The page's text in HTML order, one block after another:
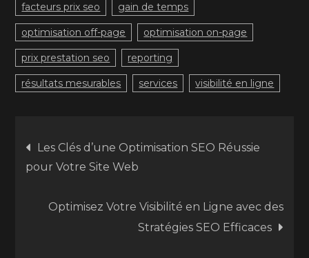
facteurs prix seo gain de temps
optimisation off-page optimisation on-page
prix prestation seo reporting
résultats mesurables services visibilité en ligne
Navigation
de
l’article
Les Clés d’une Optimisation SEO Réussie
pour Votre Site Web
Optimisez Votre Visibilité en Ligne avec des
Stratégies SEO Efficaces